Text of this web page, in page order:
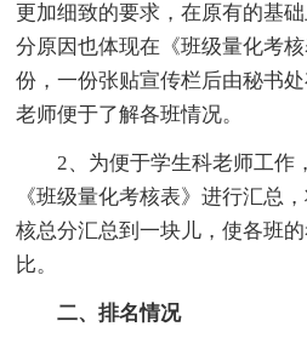
更加细致的要求，在原有的基
分原因也体现在《班级量化考
份，一份张贴宣传栏后由秘书
老师便于了解各班情况。
2、为便于学生科老师工作
《班级量化考核表》进行汇总
核总分汇总到一块儿，使各班
比。
二、排名情况